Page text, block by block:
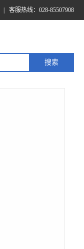
客服热线：028-85507908